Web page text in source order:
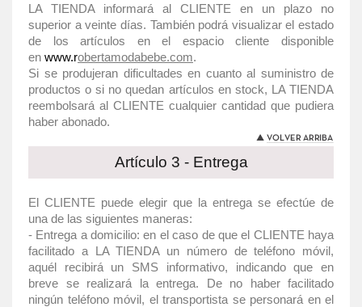
LA TIENDA informará al CLIENTE en un plazo no
superior a veinte días. También podrá visualizar el estado
de los artículos en el espacio cliente disponible
en www.robertamodabebe.com.
Si se produjeran dificultades en cuanto al suministro de
productos o si no quedan artículos en stock, LA TIENDA
reembolsará al CLIENTE cualquier cantidad que pudiera
haber abonado.
Artículo 3 - Entrega
El CLIENTE puede elegir que la entrega se efectúe de
una de las siguientes maneras:
- Entrega a domicilio: en el caso de que el CLIENTE haya
facilitado a LA TIENDA un número de teléfono móvil,
aquél recibirá un SMS informativo, indicando que en
breve se realizará la entrega. De no haber facilitado
ningún teléfono móvil, el transportista se personará en el